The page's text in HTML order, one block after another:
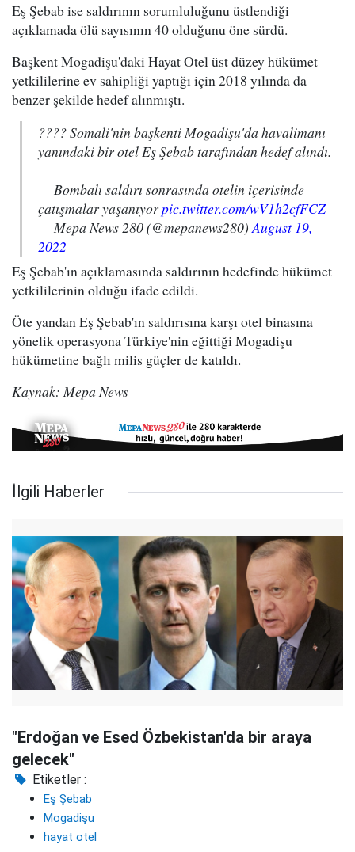
Eş Şebab ise saldırının sorumluluğunu üstlendiği
açıklamada ölü sayısının 40 olduğunu öne sürdü.
Başkent Mogadişu'daki Hayat Otel üst düzey hükümet
yetkililerine ev sahipliği yaptığı için 2018 yılında da
benzer şekilde hedef alınmıştı.
???? Somali'nin başkenti Mogadişu'da havalimanı
yanındaki bir otel Eş Şebab tarafından hedef alındı.
— Bombalı saldırı sonrasında otelin içerisinde
çatışmalar yaşanıyorpic.twitter.com/wV1h2cfFCZ
— Mepa News 280 (@mepanews280)August 19,
2022
Eş Şebab'ın açıklamasında saldırının hedefinde hükümet
yetkililerinin olduğu ifade edildi.
Öte yandan Eş Şebab'ın saldırısına karşı otel binasına
yönelik operasyona Türkiye'nin eğittiği Mogadişu
hükümetine bağlı milis güçler de katıldı.
Kaynak: Mepa News
İlgili Haberler
"Erdoğan ve Esed Özbekistan'da bir araya
gelecek"
Etiketler :
Eş Şebab
Mogadişu
hayat otel